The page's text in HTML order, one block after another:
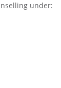
under: